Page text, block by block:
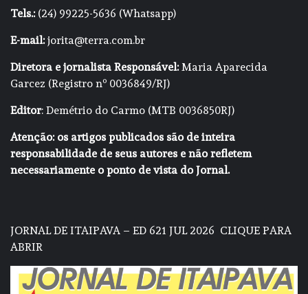
Tels.:(24) 99225-5636 (Whatsapp)
E-mail:jorita@terra.com.br
Diretora e jornalista Responsável:Maria Aparecida
Garcez (Registro nº 0036849/RJ)
Editor: Demétrio do Carmo (MTB 0036850RJ)
Atenção: os artigos publicados são de inteira
responsabilidade de seus autores e não refletem
necessariamente o ponto de vista do Jornal.
JORNAL DE ITAIPAVA – ED 621 JUL 2026 CLIQUE PARA
ABRIR